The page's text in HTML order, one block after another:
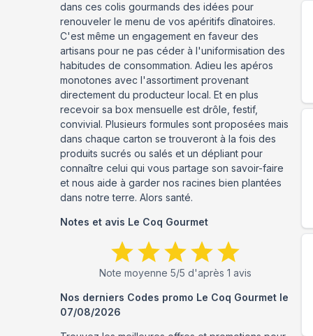
dans ces colis gourmands des idées pour
renouveler le menu de vos apéritifs dînatoires.
C'est même un engagement en faveur des
artisans pour ne pas céder à l'uniformisation des
habitudes de consommation. Adieu les apéros
monotones avec l'assortiment provenant
directement du producteur local. Et en plus
recevoir sa box mensuelle est drôle, festif,
convivial. Plusieurs formules sont proposées mais
dans chaque carton se trouveront à la fois des
produits sucrés ou salés et un dépliant pour
connaître celui qui vous partage son savoir-faire
et nous aide à garder nos racines bien plantées
dans notre terre. Alors santé.
Notes et avis Le Coq Gourmet
Note moyenne5/5 d'après1 avis
Nos derniers Codes promo Le Coq Gourmet le
07/08/2026